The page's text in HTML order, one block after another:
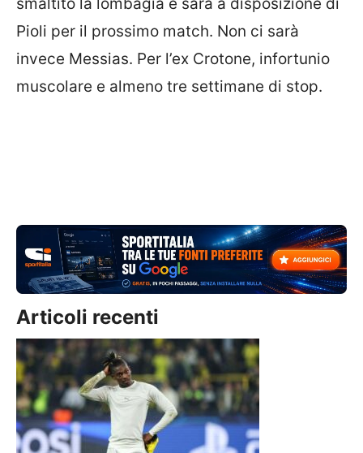
Pioli per il prossimo match. Non ci sarà
invece Messias. Per l’ex Crotone, infortunio
muscolare e almeno tre settimane di stop.
Articoli recenti